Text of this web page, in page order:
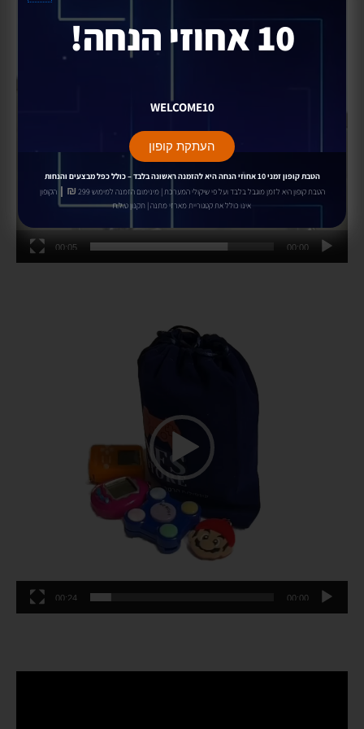
00:00
00:05
00:00
00:24
10 אחוזי הנחה!
WELCOME10
העתקת קופון
הטבת קופון זמני 10 אחוזי הנחה היא להזמנה ראשונה בלבד –כולל כפל מבצעים והנחות
הטבת קופון היא לזמן מוגבל בלבד ועל פי שיקולי המערכת | מינימום הזמנה למימוש 299
₪ |הקופון
אינו כולל את קטגוריית מארזי מתנה | תקנון ט.ל.ח